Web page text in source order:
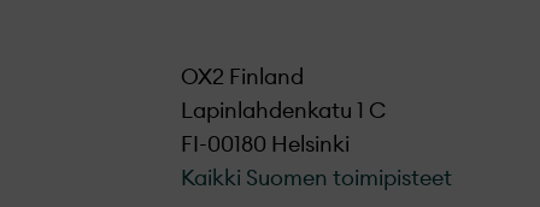
OX2:lle tai
saamamme
OX2 Finland
Lapinlahdenkatu 1 C
FI-00180 Helsinki
Kaikki Suomen toimipisteet